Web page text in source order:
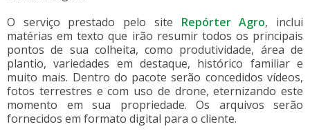
O serviço prestado pelo site Repórter Agro, inclui
matérias em texto que irão resumir todos os principais
pontos de sua colheita, como produtividade, área de
plantio, variedades em destaque, histórico familiar e
muito mais. Dentro do pacote serão concedidos vídeos,
fotos terrestres e com uso de drone, eternizando este
momento em sua propriedade. Os arquivos serão
fornecidos em formato digital para o cliente.